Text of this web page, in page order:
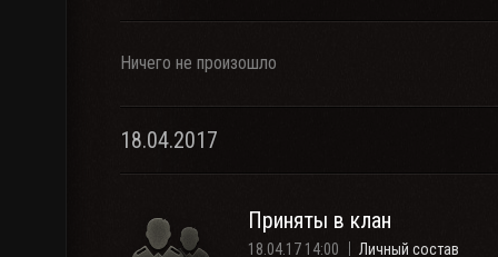
Ничего не произошло
18.04.2017
Приняты в клан
18.04.17 14:00 Личный состав